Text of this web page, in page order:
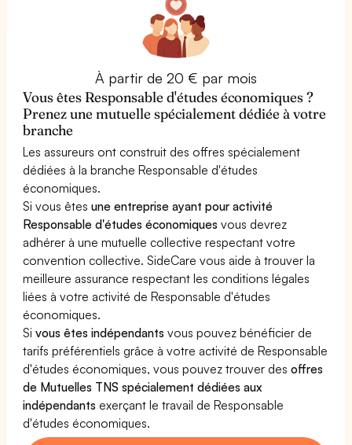
À partir de 20 € par mois
Vous êtes Responsable d'études économiques ?
Prenez une mutuelle spécialement dédiée à votre
branche
Les assureurs ont construit des offres spécialement
dédiées à la branche Responsable d'études
économiques.
Si vous êtesune entreprise ayant pour activité
Responsable d'études économiques vous devrez
adhérer à une mutuelle collective respectant votre
convention collective. SideCare vous aide à trouver la
meilleure assurance respectant les conditions légales
liées à votre activité de Responsable d'études
économiques.
Sivous êtes indépendants vous pouvez bénéficier de
tarifs préférentiels grâce à votre activité de Responsable
d'études économiques, vous pouvez trouver desoffres
de Mutuelles TNS spécialement dédiées aux
indépendants exerçant le travail de Responsable
d'études économiques.